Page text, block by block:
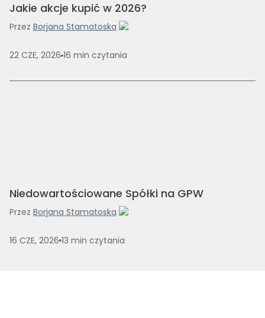
Jakie akcje kupić w 2026?
Przez Borjana Stamatoska
22 CZE, 2026 16 min czytania
Niedowartościowane Spółki na GPW
Przez Borjana Stamatoska
16 CZE, 2026 13 min czytania